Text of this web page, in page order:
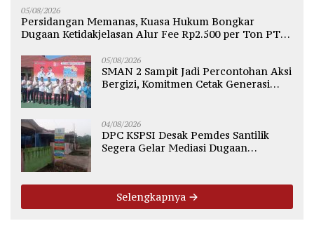
05/08/2026
Persidangan Memanas, Kuasa Hukum Bongkar
Dugaan Ketidakjelasan Alur Fee Rp2.500 per Ton PT
05/08/2026
SMAN 2 Sampit Jadi Percontohan Aksi
Bergizi, Komitmen Cetak Generasi
04/08/2026
DPC KSPSI Desak Pemdes Santilik
Segera Gelar Mediasi Dugaan
Selengkapnya